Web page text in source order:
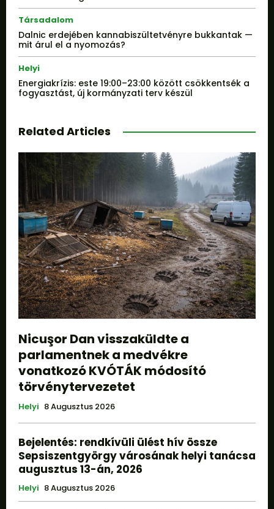
Társadalom
Dalnic erdejében kannabiszültetvényre bukkantak —
mit árul el a nyomozás?
Helyi
Energiakrízis: este 19:00–23:00 között csökkentsék a
fogyasztást, új kormányzati terv készül
Related Articles
Nicuşor Dan visszaküldte a
parlamentnek a medvékre
vonatkozó KVÓTÁK módosító
törvénytervezetet
Helyi 8 Augusztus 2026
Bejelentés: rendkívüli ülést hív össze
Sepsiszentgyörgy városának helyi tanácsa
augusztus 13-án, 2026
Helyi 8 Augusztus 2026